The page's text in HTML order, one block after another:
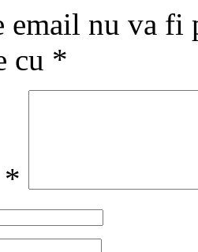
email nu va fi
cu *
*